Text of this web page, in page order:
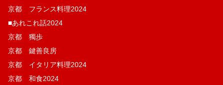
京都 フランス料理2024
■あれこれ話2024
京都 獨歩
京都 鍵善良房
京都 イタリア料理2024
京都 和食2024